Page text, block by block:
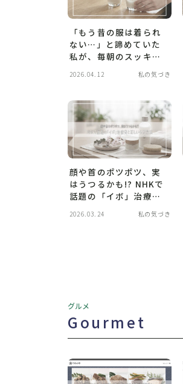
「もう昔の服は着られ
ない…」と諦めていた
私が、毎朝のスッキリ
由
2026.04.12 私の気づき
顔や首のポツポツ、実
はうつるかも!? NHKで
話題の「イボ」治療費
と正しいケア方法
2026.03.24 私の気づき
グルメ
Gourmet